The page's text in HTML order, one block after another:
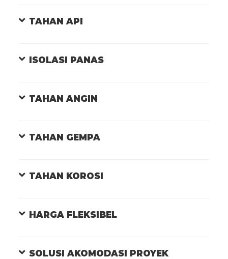
TAHAN API
ISOLASI PANAS
TAHAN ANGIN
TAHAN GEMPA
TAHAN KOROSI
HARGA FLEKSIBEL
SOLUSI AKOMODASI PROYEK